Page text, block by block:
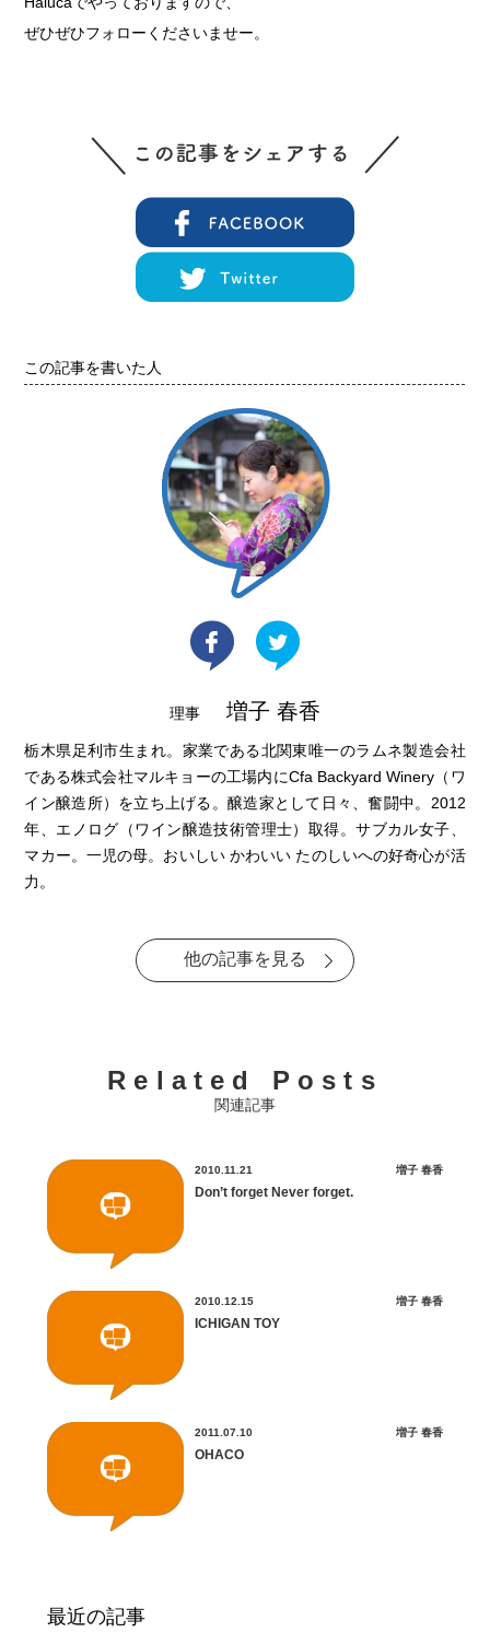
ぜひぜひフォローくださいませー。
この記事を書いた人
理事 増子 春香
栃木県足利市生まれ。家業である北関東唯一のラムネ製造会社
である株式会社マルキョーの工場内にCfa Backyard Winery（ワ
イン醸造所）を立ち上げる。醸造家として日々、奮闘中。2012
年、エノログ（ワイン醸造技術管理士）取得。サブカル女子、
マカー。一児の母。おいしい かわいい たのしいへの好奇心が活
力。
他の記事を見る
Related Posts
関連記事
2010.11.21
Don’t forget Never forget.
増子 春香
2010.12.15
ICHIGAN TOY
増子 春香
2011.07.10
OHACO
増子 春香
最近の記事